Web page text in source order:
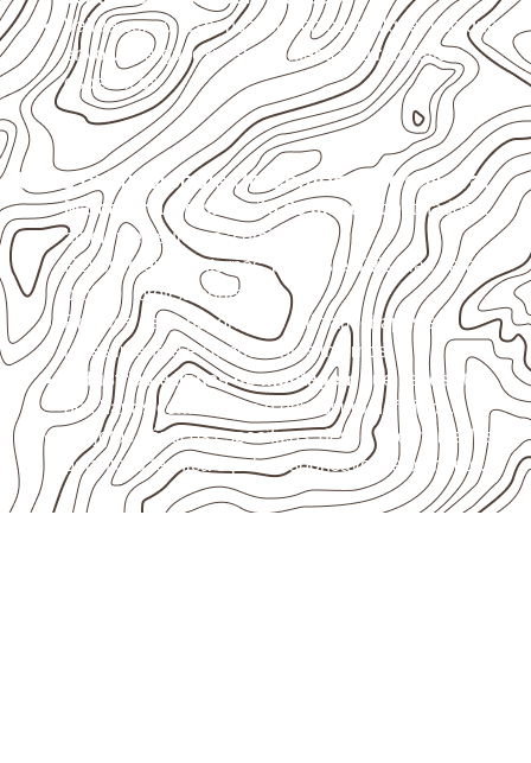
Valide com o responsável técnico qualquer uso que
envolva carga, exposição intensa ou requisitos
específicos.
Usos profissionais do Compensado Naval
Marcenaria e fabricação de móveis
destinados a
ambientes sujeitos à umidade.
Revestimentos internos, painéis e divisórias para
projetos profissionais.
Projetos de transporte que utilizam chapas em
revestimentos e componentes internos.
Indústrias e linhas de montagem que necessitam
de chapas com formato e espessura definidos.
Projetos náuticos específicos, desde que validados
pela ficha técnica e pelo responsável pelo projeto.